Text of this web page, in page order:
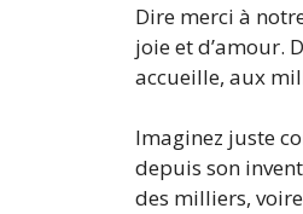
Dire merci à
joie et d’amour.
accueille, aux
Imaginez juste
depuis son
des milliers,